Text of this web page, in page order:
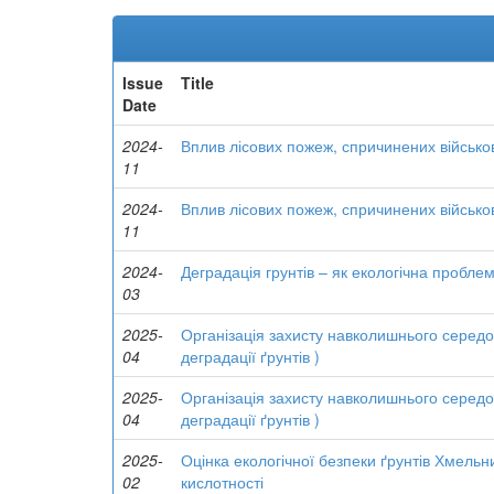
Issue
Date
Title
2024-
11
Вплив лісових пожеж, спричинених
2024-
11
Вплив лісових пожеж, спричинених
2024-
03
Деградація грунтів – як екологічна
2025-
04
Організація захисту навколишнього
деградації ґрунтів )
2025-
04
Організація захисту навколишнього
деградації ґрунтів )
2025-
02
Оцінка екологічної безпеки ґрунтів
кислотності